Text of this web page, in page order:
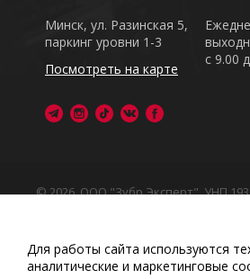
с 9.00
Минск, ул. Разинская 5,
паркинг уровни 1-3
Посмотреть на карте
© 2026, ООО "Зубр Эксперт", УНП
Обращаем Ваше внимание на то,
сайт носит исключительно
Любое использование либо
Для работы сайта используются
аналитические и маркетинговые